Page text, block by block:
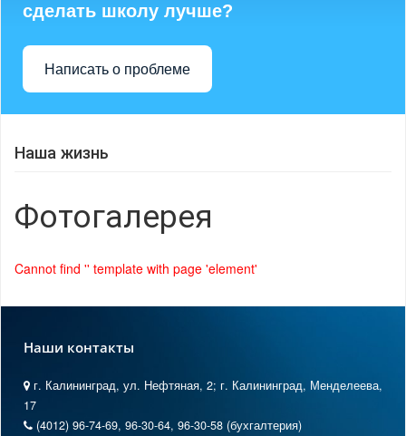
сделать школу лучше?
Написать о проблеме
Наша жизнь
Фотогалерея
Cannot find '' template with page 'element'
Наши контакты
г. Калининград, ул. Нефтяная, 2; г. Калининград, Менделеева,
17
(4012) 96-74-69, 96-30-64, 96-30-58 (бухгалтерия)